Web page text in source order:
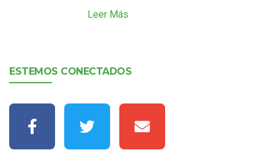
Leer Más
ESTEMOS CONECTADOS